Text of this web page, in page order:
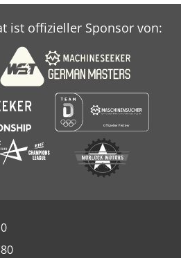
ist offizieller Sponsor von: